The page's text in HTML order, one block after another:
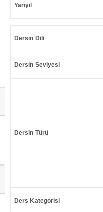
Yarıyıl
Dersin Dili
Dersin Seviyesi
Dersin Türü
Ders Kategorisi